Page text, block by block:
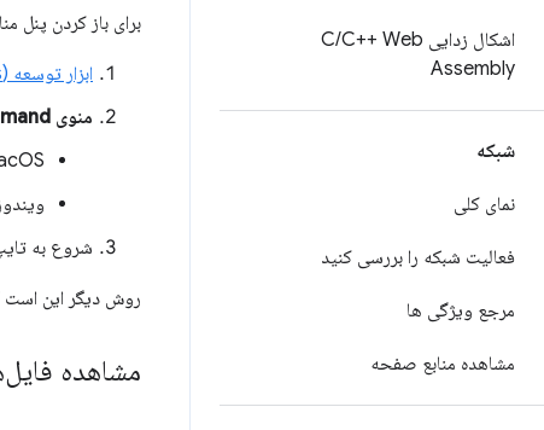
اشکال زدایی C /C++ Web
Assembly
شبکه
نمای کلی
فعالیت شبکه را بررسی کنید
مرجع ویژگی ها
مشاهده منابع صفحه
برای باز کردن پنل
ابزار توسعه (DevTools) را باز کنید
منوی Command
شروع به
روش دیگر این است
مشاهده